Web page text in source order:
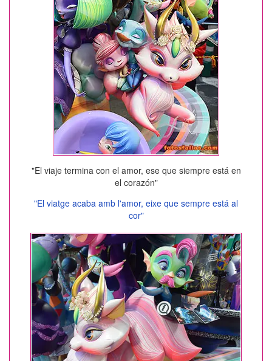
"El viaje termina con el amor, ese que siempre está en
el corazón"
"El viatge acaba amb l'amor, eixe que sempre está al
cor"